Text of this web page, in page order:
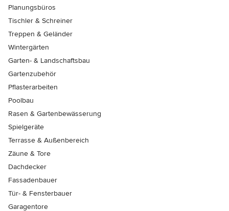
Planungsbüros
Tischler & Schreiner
Treppen & Geländer
Wintergärten
Garten- & Landschaftsbau
Gartenzubehör
Pflasterarbeiten
Poolbau
Rasen & Gartenbewässerung
Spielgeräte
Terrasse & Außenbereich
Zäune & Tore
Dachdecker
Fassadenbauer
Tür- & Fensterbauer
Garagentore